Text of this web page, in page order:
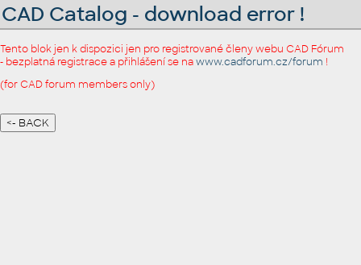
CAD Catalog - download error !
Tento blok jen k dispozici jen pro registrované členy webu CAD Fórum
- bezplatná registrace a přihlášení se nawww.cadforum.cz/forum !
(for CAD forum members only)